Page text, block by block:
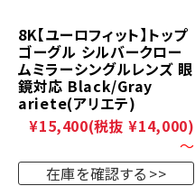
8K【ユーロフィット】トップ
ゴーグル シルバークロー
ムミラーシングルレンズ 眼
鏡対応 Black/Gray
ariete(アリエテ)
¥15,400(税抜 ¥14,000)
～
在庫を確認する